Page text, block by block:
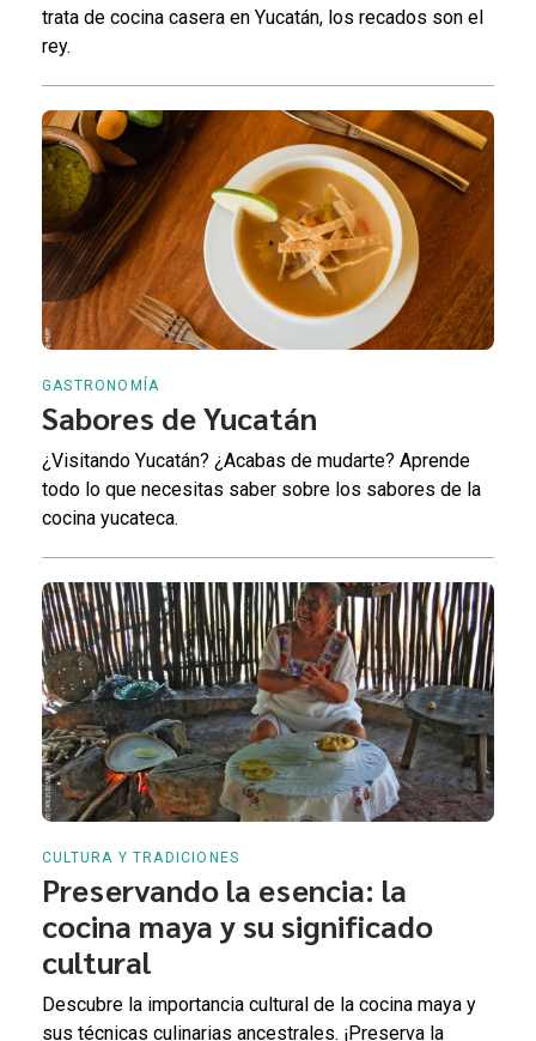
trata de cocina casera en Yucatán, los recados son el
rey.
GASTRONOMÍA
Sabores de Yucatán
¿Visitando Yucatán? ¿Acabas de mudarte? Aprende
todo lo que necesitas saber sobre los sabores de la
cocina yucateca.
CULTURA Y TRADICIONES
Preservando la esencia: la
cocina maya y su significado
cultural
Descubre la importancia cultural de la cocina maya y
sus técnicas culinarias ancestrales. ¡Preserva la